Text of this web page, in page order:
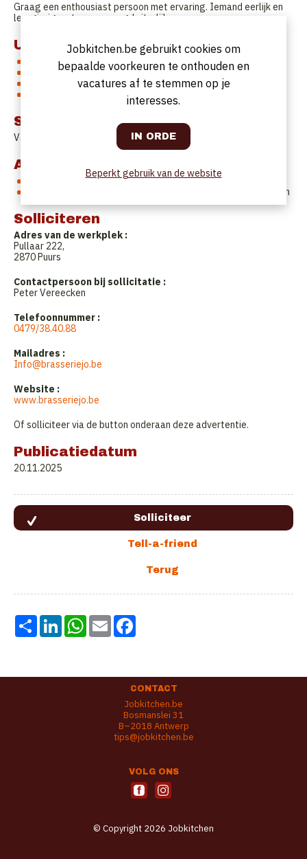
Graag een enthousiast persoon met ervaring. Iemand eerlijk en
leergierig met een verzorgd uiterlijk.
Uurrooster
Weekendwerk
2 dagen vrij in de week
ook op 24-25-31 december en 1 januari altijd vrijaf
38 uur/week of minder bespreekbaar
Startdatum
Vanaf december
Aanbod
Partime of full time te bespreken
Flexi job kan ook altijd wanneer weekend kan ingevuld worden
Solliciteren
Adres van de werkplek :
Pullaar 222,
2870 Puurs
Contactpersoon bij sollicitatie :
Peter Vereecken
Telefoonnummer :
0479/38.40.88
Mailadres :
Info@brasseriejo.be
Website :
www.brasseriejo.be
Of solliciteer via de button onderaan deze advertentie.
Publicatiedatum
20.11.2025
Share LinkedInWhatsApp
Email
CONTACT
Jobkitchen.be
Bosmanslei 31
B–2018 Antwerp
tips@jobkitchen.be
VOLG ONS
© Copyright 2026 Jobkitchen
Jobkitchen.be gebruikt cookies om
bepaalde voorkeuren te onthouden en
vacatures af te stemmen op je
interesses.
Beperkt gebruik van de website